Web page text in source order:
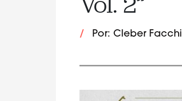
/ Por: Cleber Facchi